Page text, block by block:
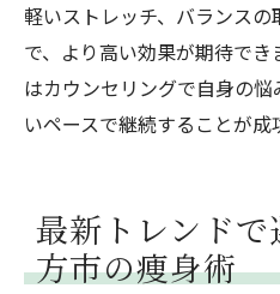
軽いストレッチ、バランス
で、より高い効果が期待で
はカウンセリングで自身の
いペースで継続することが成
最新トレンド
方市の痩身術